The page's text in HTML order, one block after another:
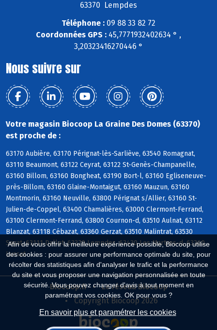
Afin de vous offrir la meilleure expérience possible, Biocoop utilise
des cookies : pour assurer une performance optimale du site, pour
récolter des statistiques afin d'analyser le trafic et la performance
du site et vous proposer une navigation personnalisée en toute
sécurité. Vous pouvez changer d'avis à tout moment en
paramétrant vos cookies. OK pour vous ?
En savoir plus et paramétrer les cookies
63370 Lempdes
Téléphone : 09 88 33 82 72
Coordonnées GPS : 45,7771932402634 ° ,
3,20323416270446 °
Nous suivre sur
Votre magasin Biocoop La Graine Des Domes (63370)
est proche de :
63170 Aubière, 63170 Pérignat-lès-Sarliève, 63540 Romagnat,
63110 Beaumont, 63122 Ceyrat, 63122 St-Genès-Champanelle,
63160 Billom, 63160 Bongheat, 63190 Bort-l, 63160 Egliseneuve-
près-Billom, 63160 Glaine-Montaigut, 63160 Mauzun, 63160
Montmorin, 63160 Neuville, 63800 Pérignat s/Allier, 63160 St-
Julien-de-Coppel, 63400 Chamalières, 63000 Clermont-Ferrand,
63100 Clermont-Ferrand, 63800 Cournon-d, 63510 Aulnat, 63112
Blanzat, 63118 Cébazat, 63360 Gerzat, 63510 Malintrat, 63530
Sayat, 63111 Dallet, 63370 Lempdes, 63430 Les Martres-d, 63360
Lussat
Biocoop.fr
Le réseau Biocoop
Copyright Biocoop 2026